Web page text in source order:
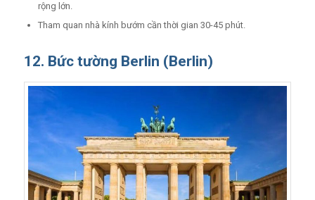
rộng lớn.
Tham quan nhà kính bướm cần thời gian 30-45 phút.
12. Bức tường Berlin (Berlin)